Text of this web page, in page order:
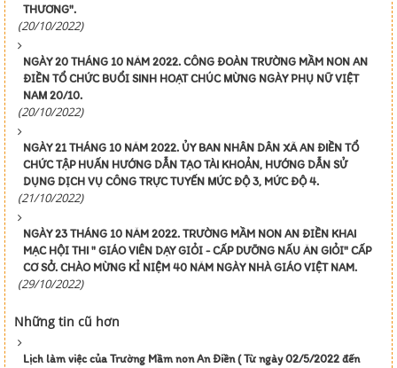
THƯƠNG".
(20/10/2022)
NGÀY 20 THÁNG 10 NĂM 2022. CÔNG ĐOÀN TRƯỜNG MẦM NON AN
ĐIỀN TỔ CHỨC BUỔI SINH HOẠT CHÚC MỪNG NGÀY PHỤ NỮ VIỆT
NAM 20/10.
(20/10/2022)
NGÀY 21 THÁNG 10 NĂM 2022. ỦY BAN NHÂN DÂN XÃ AN ĐIỀN TỔ
CHỨC TẬP HUẤN HƯỚNG DẪN TẠO TÀI KHOẢN, HƯỚNG DẪN SỬ
DỤNG DỊCH VỤ CÔNG TRỰC TUYẾN MỨC ĐỘ 3, MỨC ĐỘ 4.
(21/10/2022)
NGÀY 23 THÁNG 10 NĂM 2022. TRƯỜNG MẦM NON AN ĐIỀN KHAI
MẠC HỘI THI " GIÁO VIÊN DẠY GIỎI - CẤP DƯỠNG NẤU ĂN GIỎI" CẤP
CƠ SỞ. CHÀO MỪNG KỈ NIỆM 40 NĂM NGÀY NHÀ GIÁO VIỆT NAM.
(29/10/2022)
Những tin cũ hơn
Lịch làm việc của Trường Mầm non An Điền ( Từ ngày 02/5/2022 đến